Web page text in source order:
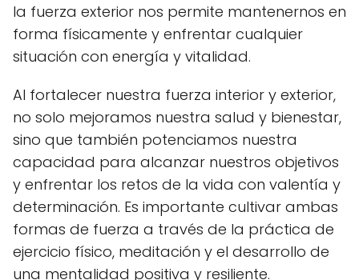
la fuerza exterior nos permite mantenernos en
forma físicamente y enfrentar cualquier
situación con energía y vitalidad.
Al fortalecer nuestra fuerza interior y exterior,
no solo mejoramos nuestra salud y bienestar,
sino que también potenciamos nuestra
capacidad para alcanzar nuestros objetivos
y enfrentar los retos de la vida con valentía y
determinación. Es importante cultivar ambas
formas de fuerza a través de la práctica de
ejercicio físico, meditación y el desarrollo de
una mentalidad positiva y resiliente.